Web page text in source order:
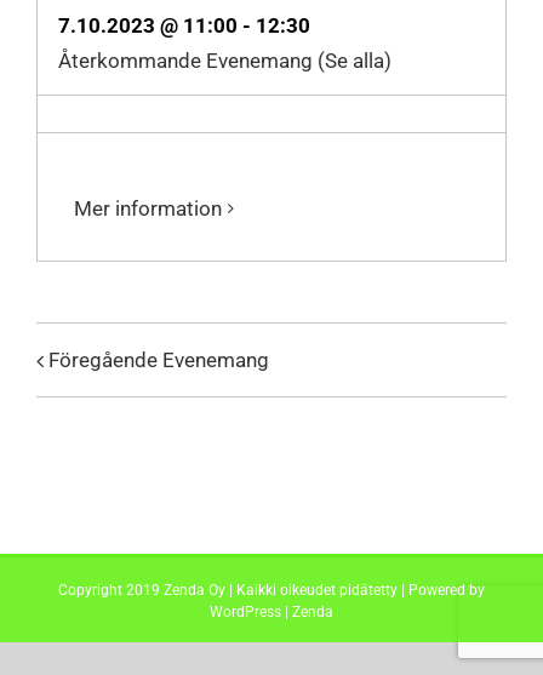
7.10.2023 @ 11:00 - 12:30
Återkommande Evenemang (Se alla)
Mer information
Föregående Evenemang
Copyright 2019 Zenda Oy | Kaikki oikeudet pidätetty | Powered by
WordPress | Zenda